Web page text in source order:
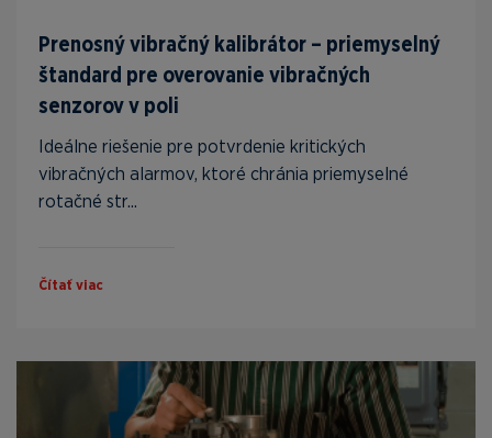
Prenosný vibračný kalibrátor – priemyselný
štandard pre overovanie vibračných
senzorov v poli
Ideálne riešenie pre potvrdenie kritických
vibračných alarmov, ktoré chránia priemyselné
rotačné str...
Čítať viac